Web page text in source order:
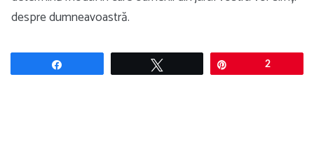
despre dumneavoastră.
2